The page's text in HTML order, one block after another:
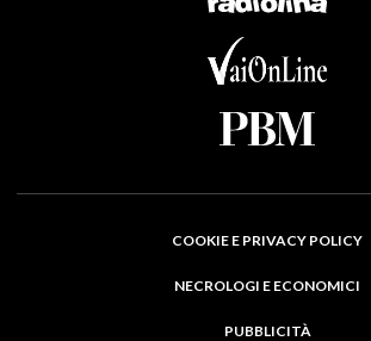
COOKIE E PRIVACY POLICY
NECROLOGI E ECONOMICI
PUBBLICITÀ